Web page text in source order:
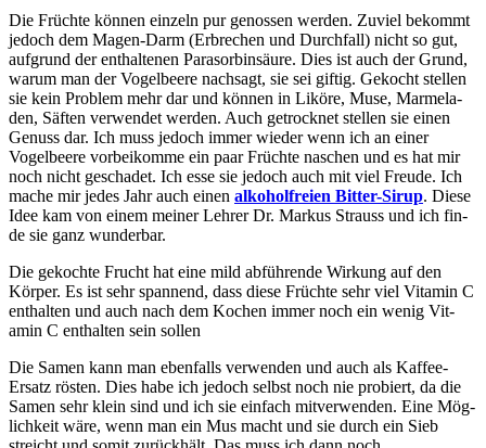
Die Früch­te kön­nen ein­zeln pur genos­sen wer­den. Zuviel bekommt
jedoch dem Magen-Darm (Erbre­chen und Durch­fall) nicht so gut,
auf­grund der ent­hal­te­nen Para­sor­bin­säu­re. Dies ist auch der Grund,
war­um man der Vogel­bee­re nach­sagt, sie sei gif­tig. Gekocht stel­len
sie kein Pro­blem mehr dar und kön­nen in Likö­re, Muse, Mar­me­la­
den, Säf­ten ver­wen­det wer­den. Auch getrock­net stel­len sie einen
Genuss dar. Ich muss jedoch immer wie­der wenn ich an einer
Vogel­bee­re vor­bei­kom­me ein paar Früch­te naschen und es hat mir
noch nicht gescha­det. Ich esse sie jedoch auch mit viel Freu­de. Ich
mache mir jedes Jahr auch einen alko­hol­frei­en Bit­ter-Sirup. Die­se
Idee kam von einem mei­ner Leh­rer Dr. Mar­kus Strauss und ich fin­
de sie ganz wunderbar.
Die gekoch­te Frucht hat eine mild abfüh­ren­de Wir­kung auf den
Kör­per. Es ist sehr span­nend, dass die­se Früch­te sehr viel Vit­amin C
ent­hal­ten und auch nach dem Kochen immer noch ein wenig Vit­
amin C ent­hal­ten sein sollen
Die Samen kann man eben­falls ver­wen­den und auch als Kaf­fee-
Ersatz rös­ten. Dies habe ich jedoch selbst noch nie pro­biert, da die
Samen sehr klein sind und ich sie ein­fach mit­ver­wen­den. Eine Mög­
lich­keit wäre, wenn man ein Mus macht und sie durch ein Sieb